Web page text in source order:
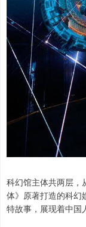
科幻馆主体共两层，
体》原著打造的科幻
特故事，展现着中国